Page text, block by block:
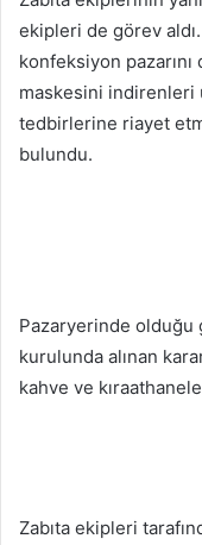
ekipleri de görev
konfeksiyon
maskesini indirenleri
tedbirlerine riayet
bulundu.
Pazaryerinde olduğu
kurulunda alınan
kahve ve
Zabıta ekipleri